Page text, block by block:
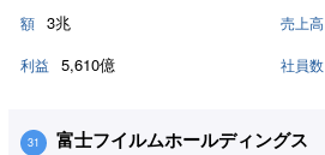
額 3兆 売上高
利益 5,610億 社員数
31 富士フイルムホールディングス